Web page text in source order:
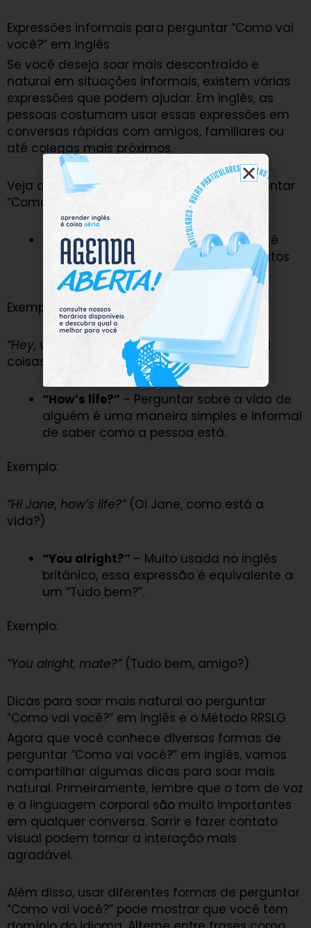
Expressões informais para perguntar “Como vai
você?” em inglês
Se você deseja soar mais descontraído e
natural em situações informais, existem várias
expressões que podem ajudar. Em inglês, as
pessoas costumam usar essas expressões em
conversas rápidas com amigos, familiares ou
até colegas mais próximos.
Veja algumas opções informais para perguntar
“Como vai você?”:
“What’s going on?” – Essa expressão é
bastante comum e usada em contextos
casuais, entre amigos ou conhecidos.
Exemplo:
“Hey, what’s going on?”(E aí, como estão as
coisas?)
“How’s life?” – Perguntar sobre a vida de
alguém é uma maneira simples e informal
de saber como a pessoa está.
Exemplo:
“Hi Jane, how’s life?” (Oi Jane, como está a
vida?)
“You alright?” – Muito usada no inglês
britânico, essa expressão é equivalente a
um “Tudo bem?”.
Exemplo:
“You alright, mate?” (Tudo bem, amigo?)
Dicas para soar mais natural ao perguntar
“Como vai você?” em inglês e o Método RRSLG
Agora que você conhece diversas formas de
perguntar “Como vai você?” em inglês, vamos
compartilhar algumas dicas para soar mais
natural. Primeiramente, lembre que o tom de voz
e a linguagem corporal são muito importantes
em qualquer conversa. Sorrir e fazer contato
visual podem tornar a interação mais
agradável.
Além disso, usar diferentes formas de perguntar
“Como vai você?” pode mostrar que você tem